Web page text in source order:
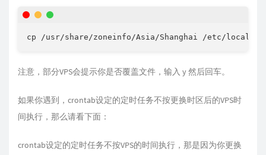
cp /usr/share/zoneinfo/Asia/Shanghai /etc/
注意，部分VPS会提示你是否覆盖文件，输入 y 然后回车。
如果你遇到，crontab设定的定时任务不按更换时区后的VPS时
间执行，那么请看下面：
crontab设定的定时任务不按VPS的时间执行，那是因为你更换